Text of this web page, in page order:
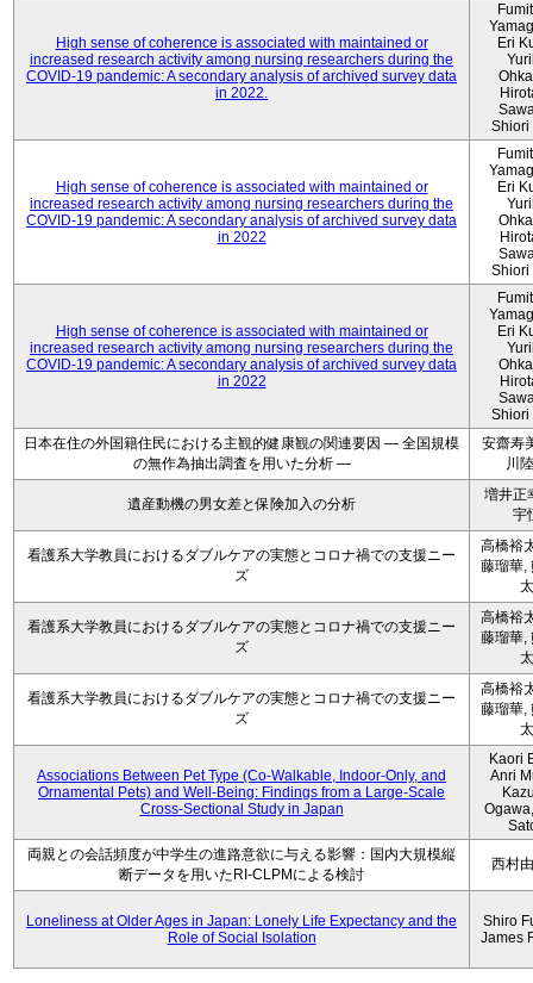
High sense of coherence is associated with maintained or
increased research activity among nursing researchers during the
COVID-19 pandemic: A secondary analysis of archived survey data
in 2022.
Eri
Shiori
High sense of coherence is associated with maintained or
increased research activity among nursing researchers during the
COVID-19 pandemic: A secondary analysis of archived survey data
in 2022
Eri
Shiori
High sense of coherence is associated with maintained or
increased research activity among nursing researchers during the
COVID-19 pandemic: A secondary analysis of archived survey data
in 2022
Eri
Shiori
日本在住の外国籍住民における主観的健康観の関連要因 ― 全国規模
の無作為抽出調査を用いた分析 ―
安齋寿
川
遺産動機の男女差と保険加入の分析
増井正
宇
看護系大学教員におけるダブルケアの実態とコロナ禍での支援ニー
ズ
高橋裕
藤瑠華,
太
看護系大学教員におけるダブルケアの実態とコロナ禍での支援ニー
ズ
高橋裕
藤瑠華,
太
看護系大学教員におけるダブルケアの実態とコロナ禍での支援ニー
ズ
高橋裕
藤瑠華,
太
Associations Between Pet Type (Co-Walkable, Indoor-Only, and
Ornamental Pets) and Well-Being: Findings from a Large-Scale
Cross-Sectional Study in Japan
Kaori
Anri
両親との会話頻度が中学生の進路意欲に与える影響：国内大規模縦
断データを用いたRI-CLPMによる検討
西村
Loneliness at Older Ages in Japan: Lonely Life Expectancy and the
Role of Social Isolation
Shiro
James